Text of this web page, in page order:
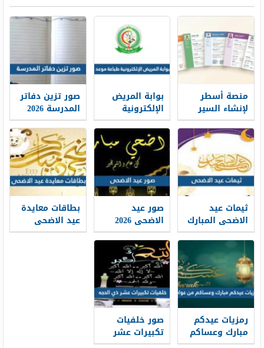
منصة أسطر
لإنشاء السير
الذاتية: حين
تتحول الخبرات
إلى حكاية
مهنية واضحة
بوابة المريض
الإلكترونية
طباعة موعد
والتسجيل فيه
1448
صور تزين دفاتر
المدرسة 2026
ثيمات عيد
الاضحى المبارك
1448 / 2026
صور عيد
الاضحى 2026
خلفيات تهنئة
عيد الاضحى
جديدة 1448
بطاقات معايدة
عيد الاضحى
المبارك 2026 ،
رمزيات عيدكم
مبارك وعساكم
من عواده 1448 /
صور خلفيات
تكبيرات عشر
ذي الحجة